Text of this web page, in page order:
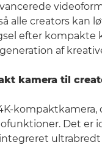
alle creators kan
efter kompakte
af
kamera til
kompaktkamera,
Det er